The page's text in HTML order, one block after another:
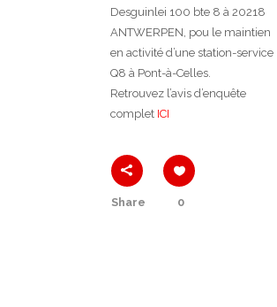
Desguinlei 100 bte 8 à 20218
ANTWERPEN, pou le maintien
en activité d’une station-service
Q8 à Pont-à-Celles.
Retrouvez l’avis d’enquête
complet ICI
Share 0